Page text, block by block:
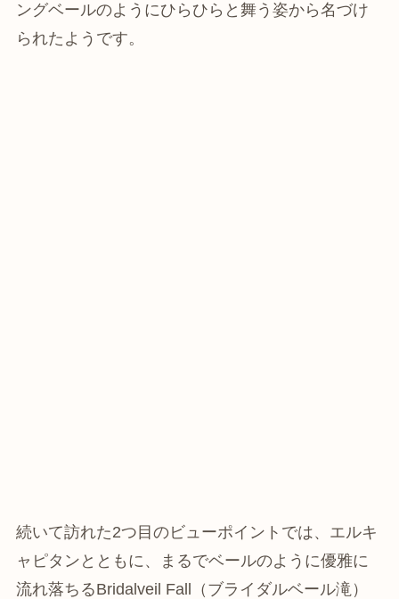
ングベールのようにひらひらと舞う姿から名づけ
られたようです。
続いて訪れた2つ目のビューポイントでは、エルキ
ャピタンとともに、まるでベールのように優雅に
流れ落ちるBridalveil Fall（ブライダルベール滝）